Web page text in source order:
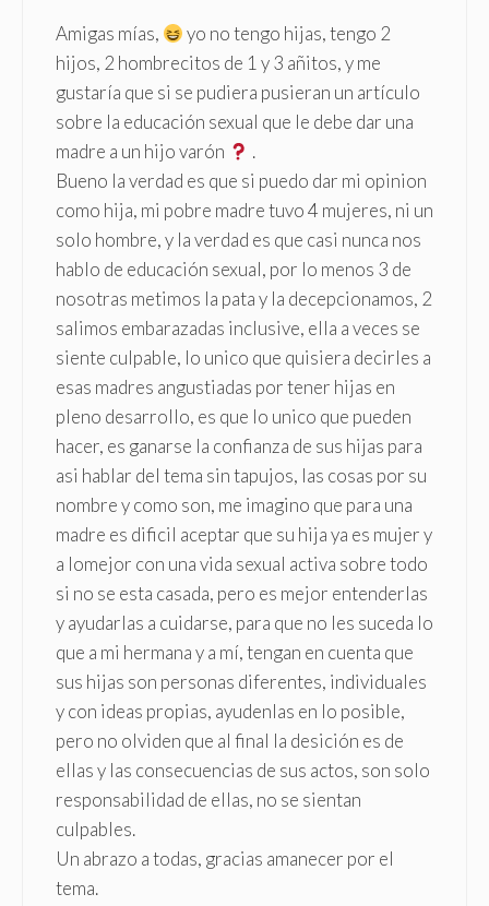
Amigas mías,
yo no tengo hijas, tengo 2
hijos, 2 hombrecitos de 1 y 3 añitos, y me
gustaría que si se pudiera pusieran un artículo
sobre la educación sexual que le debe dar una
madre a un hijo varón
.
Bueno la verdad es que si puedo dar mi opinion
como hija, mi pobre madre tuvo 4 mujeres, ni un
solo hombre, y la verdad es que casi nunca nos
hablo de educación sexual, por lo menos 3 de
nosotras metimos la pata y la decepcionamos, 2
salimos embarazadas inclusive, ella a veces se
siente culpable, lo unico que quisiera decirles a
esas madres angustiadas por tener hijas en
pleno desarrollo, es que lo unico que pueden
hacer, es ganarse la confianza de sus hijas para
asi hablar del tema sin tapujos, las cosas por su
nombre y como son, me imagino que para una
madre es dificil aceptar que su hija ya es mujer y
a lomejor con una vida sexual activa sobre todo
si no se esta casada, pero es mejor entenderlas
y ayudarlas a cuidarse, para que no les suceda lo
que a mi hermana y a mí, tengan en cuenta que
sus hijas son personas diferentes, individuales
y con ideas propias, ayudenlas en lo posible,
pero no olviden que al final la desición es de
ellas y las consecuencias de sus actos, son solo
responsabilidad de ellas, no se sientan
culpables.
Un abrazo a todas, gracias amanecer por el
tema.